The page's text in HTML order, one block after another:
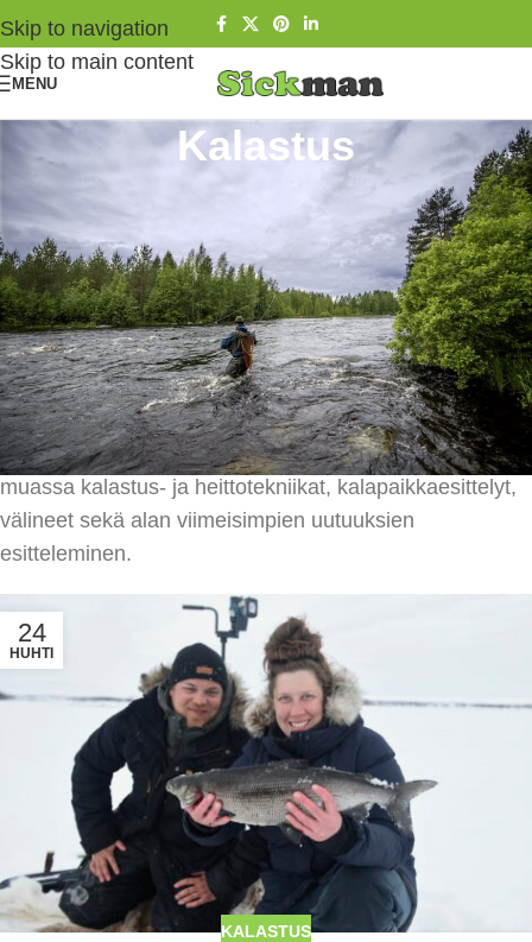
Skip to navigation
Skip to main content
MENU
Kalastus
Kalastus on yksi suosituimmista harrastuksistamme.
Lähes joka kolmas suomalainen harrastaa vapaa-
ajankalastusta. Kalastus sopii kaikille ikää ja sukupuolta
katsomatta. Kalastuksen ohessa edellytykset luonnon
monipuoliseen havainnointiin ovat erinomaiset, sillä
kalastuksen oheen voi yhdistää muitakin
luontoharrastuksia. Sickman- blogin kautta jaan tietoa
erityisesti perhokalastuksen, jigikalastuksen sekä
pilkkimisen kalastusmuodoista. Aiheita ovat muun
muassa kalastus- ja heittotekniikat, kalapaikkaesittelyt,
välineet sekä alan viimeisimpien uutuuksien
esitteleminen.
24
HUHTI
KALASTUS